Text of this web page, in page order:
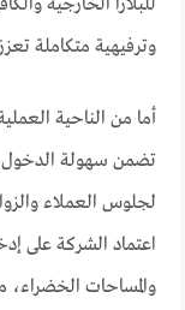
للبلازا الخارجية
وترفيهية متكاملة
أما من الناحية
تضمن سهولة
لجلوس العملاء
اعتماد الشركة على
والمساحات